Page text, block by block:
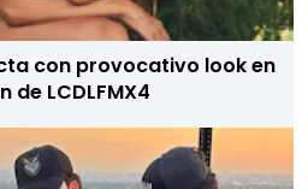
con provocativo look en
de LCDLFMX4